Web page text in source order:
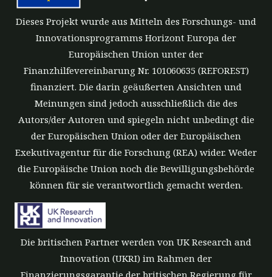
Dieses Projekt wurde aus Mitteln des Forschungs- und
Innovationsprogramms Horizont Europa der
Europäischen Union unter der
Finanzhilfevereinbarung Nr. 101060635 (REFOREST)
finanziert. Die darin geäußerten Ansichten und
Meinungen sind jedoch ausschließlich die des
Autors/der Autoren und spiegeln nicht unbedingt die
der Europäischen Union oder der Europäischen
Exekutivagentur für die Forschung (REA) wider. Weder
die Europäische Union noch die Bewilligungsbehörde
können für sie verantwortlich gemacht werden.
Die britischen Partner werden von UK Research and
Innovation (UKRI) im Rahmen der